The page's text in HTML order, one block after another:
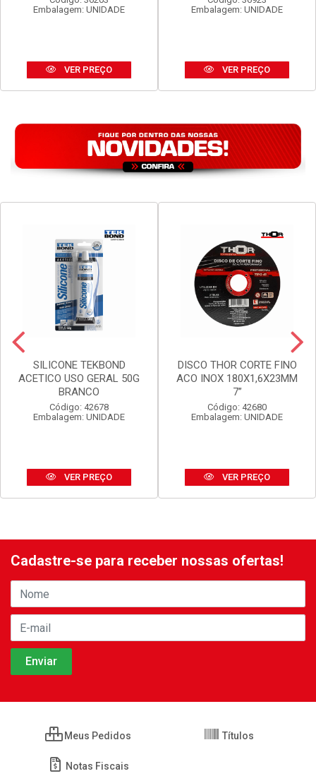
Embalagem: UNIDADE
VER PREÇO
Embalagem: UNIDADE
VER PREÇO
SILICONE TEKBOND
ACETICO USO GERAL 50G
BRANCO
Código: 42678
Embalagem: UNIDADE
VER PREÇO
DISCO THOR CORTE FINO
ACO INOX 180X1,6X23MM
7”
Código: 42680
Embalagem: UNIDADE
VER PREÇO
Cadastre-se para receber nossas ofertas!
Meus Pedidos Títulos
Notas Fiscais